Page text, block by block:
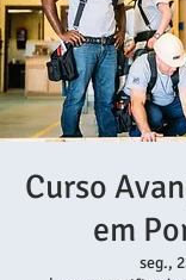
Curso
em
seg.,